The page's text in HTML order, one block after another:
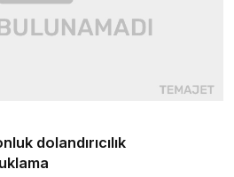
dolandırıcılık